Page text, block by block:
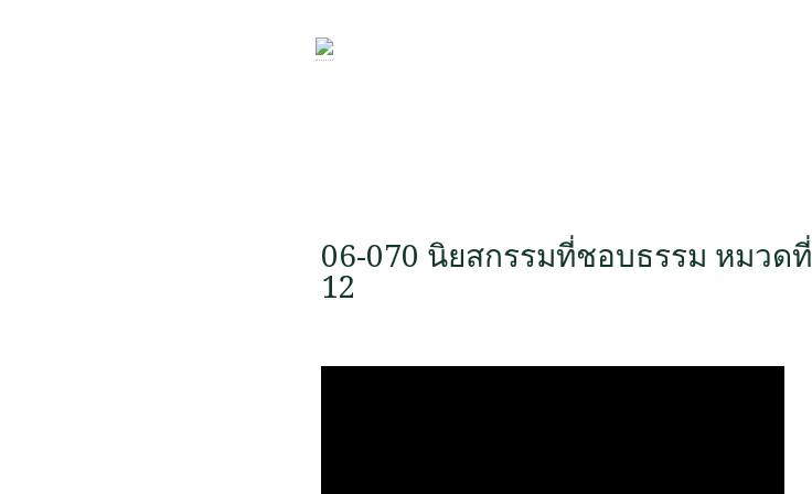
06-070 นิยสกรรมที่ชอบธรรม หมวดที่
12